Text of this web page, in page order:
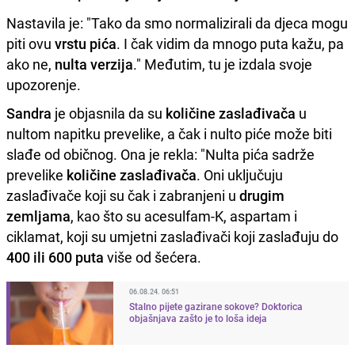
Nastavila je: "Tako da smo normalizirali da djeca mogu
piti ovu vrstu pića. I čak vidim da mnogo puta kažu, pa
ako ne, nulta verzija." Međutim, tu je izdala svoje
upozorenje.
Sandra je objasnila da su količine zaslađivača u
nultom napitku prevelike, a čak i nulto piće može biti
slađe od običnog. Ona je rekla: "Nulta pića sadrže
prevelike količine zaslađivača. Oni uključuju
zaslađivače koji su čak i zabranjeni u drugim
zemljama, kao što su acesulfam-K, aspartam i
ciklamat, koji su umjetni zaslađivači koji zaslađuju do
400 ili 600 puta više od šećera.
06.08.24. 06:51
Stalno pijete gazirane sokove? Doktorica
objašnjava zašto je to loša ideja